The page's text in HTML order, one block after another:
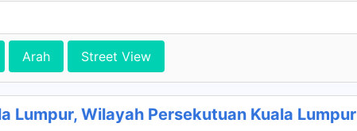
Arah Street View
Lumpur, Wilayah Persekutuan Kuala Lumpur